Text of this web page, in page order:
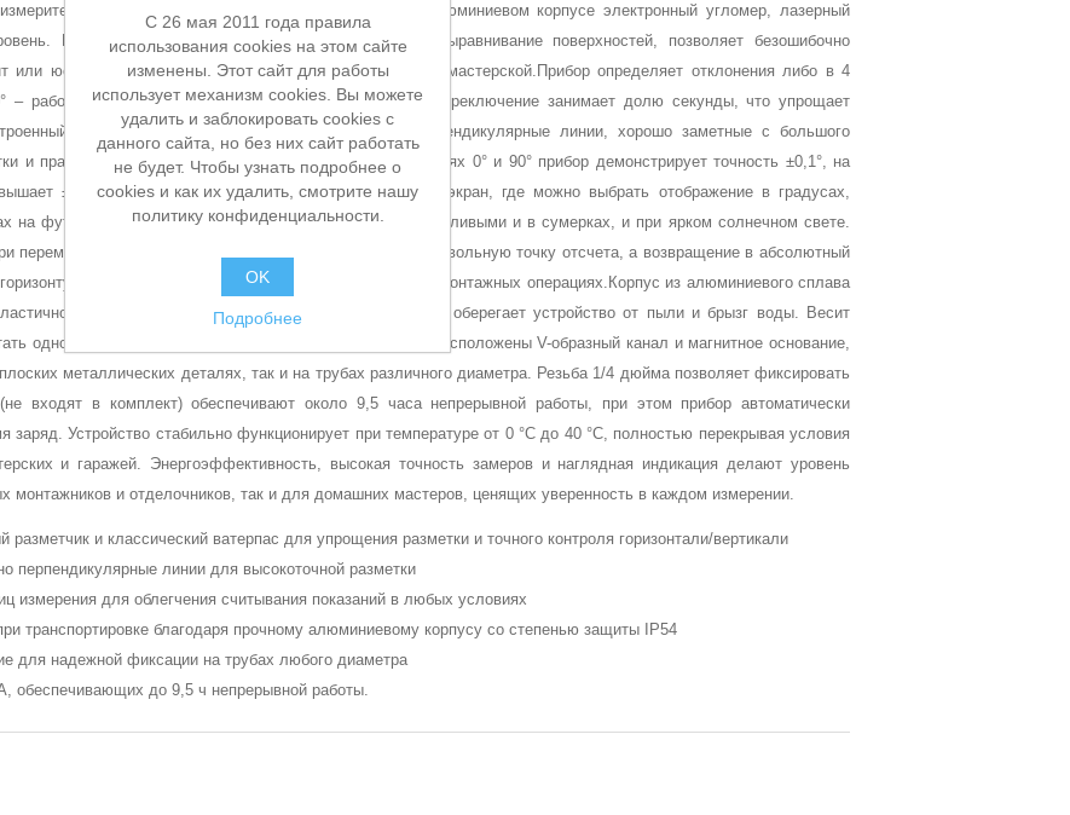
инструмент, объединяющий в прочном алюминиевом корпусе электронный угломер, лазерный
Благодаря такому сочетанию прибор ускоряет выравнивание поверхностей, позволяет безошибочно
или юстировку станков как на стройплощадке, так и в мастерской.Прибор определяет отклонения либо в 4
– рабочий диапазон измерений задает пользователь. Переключение занимает долю секунды, что упрощает
красный лазер выводит 2 яркие взаимно перпендикулярные линии, хорошо заметные с большого
и практически исключает ошибки.В ключевых положениях 0° и 90° прибор демонстрирует точность ±0,1°, на
±0,2°. Результаты выводятся на контрастный ЖК-экран, где можно выбрать отображение в градусах,
на фут. Белые символы на черном фоне остаются отчетливыми и в сумерках, и при ярком солнечном свете.
перемещении, кнопка Zero (установка нуля) задает произвольную точку отсчета, а возвращение в абсолютный
что удобно при серийных проверках и сложных монтажных операциях.Корпус из алюминиевого сплава
эластомера и силикона. Степень защиты IP54 оберегает устройство от пыли и брызг воды. Весит
одной рукой в течение всей смены. На нижней грани расположены V-образный канал и магнитное основание,
металлических деталях, так и на трубах различного диаметра. Резьба 1/4 дюйма позволяет фиксировать
входят в комплект) обеспечивают около 9,5 часа непрерывной работы, при этом прибор автоматически
заряд. Устройство стабильно функционирует при температуре от 0 °C до 40 °C, полностью перекрывая условия
и гаражей. Энергоэффективность, высокая точность замеров и наглядная индикация делают уровень
монтажников и отделочников, так и для домашних мастеров, ценящих уверенность в каждом измерении.
и классический ватерпас для упрощения разметки и точного контроля горизонтали/вертикали
линии для высокоточной разметки
измерения для облегчения считывания показаний в любых условиях
транспортировке благодаря прочному алюминиевому корпусу со степенью защиты IP54
для надежной фиксации на трубах любого диаметра
обеспечивающих до 9,5 ч непрерывной работы.
C 26 мая 2011 года правила
использования cookies на этом сайте
изменены. Этот сайт для работы
использует механизм cookies. Вы можете
удалить и заблокировать cookies с
данного сайта, но без них сайт работать
не будет. Чтобы узнать подробнее о
cookies и как их удалить, смотрите нашу
политику конфиденциальности.
OK
Подробнее